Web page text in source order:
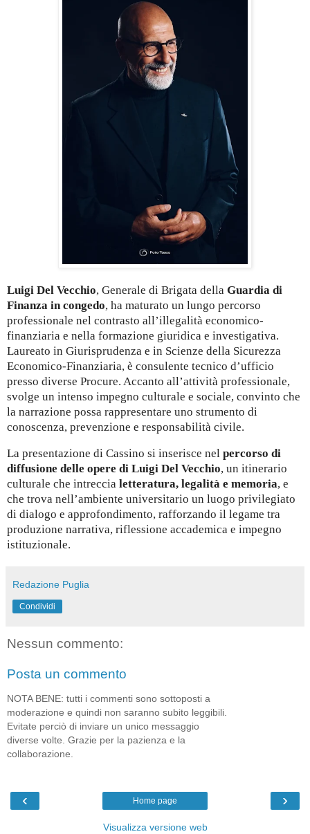
Luigi Del Vecchio, Generale di Brigata della Guardia di
Finanza in congedo, ha maturato un lungo percorso
professionale nel contrasto all’illegalità economico-
finanziaria e nella formazione giuridica e investigativa.
Laureato in Giurisprudenza e in Scienze della Sicurezza
Economico-Finanziaria, è consulente tecnico d’ufficio
presso diverse Procure. Accanto all’attività professionale,
svolge un intenso impegno culturale e sociale, convinto che
la narrazione possa rappresentare uno strumento di
conoscenza, prevenzione e responsabilità civile.
La presentazione di Cassino si inserisce nel percorso di
diffusione delle opere di Luigi Del Vecchio, un itinerario
culturale che intreccia letteratura, legalità e memoria, e
che trova nell’ambiente universitario un luogo privilegiato
di dialogo e approfondimento, rafforzando il legame tra
produzione narrativa, riflessione accademica e impegno
istituzionale.
Redazione Puglia
Condividi
Nessun commento:
Posta un commento
NOTA BENE: tutti i commenti sono sottoposti a
moderazione e quindi non saranno subito leggibili.
Evitate perciò di inviare un unico messaggio
diverse volte. Grazie per la pazienza e la
collaborazione.
‹ ›
Home page
Visualizza versione web